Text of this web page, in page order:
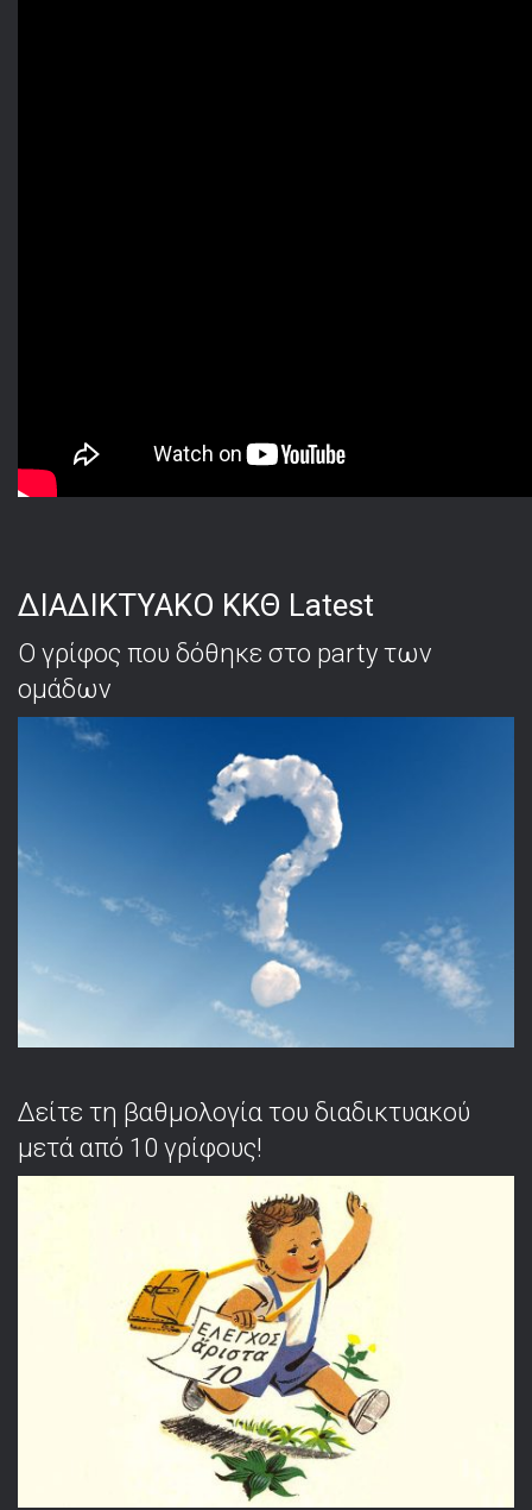
ΔΙΑΔΙΚΤΥΑΚΟ ΚΚΘ Latest
Ο γρίφος που δόθηκε στο party των
ομάδων
Δείτε τη βαθμολογία του διαδικτυακού
μετά από 10 γρίφους!